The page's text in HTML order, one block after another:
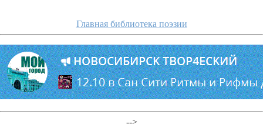
Главная библиотека поэзии
-->